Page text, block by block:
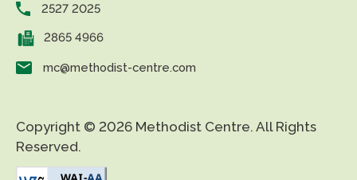
2527 2025
2865 4966
mc@methodist-centre.com
Copyright © 2026 Methodist Centre. All Rights
Reserved.